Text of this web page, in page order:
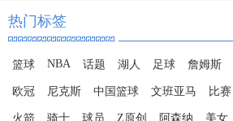
热门标签
篮球 NBA 话题 湖人 足球 詹姆斯
欧冠 尼克斯 中国篮球 文班亚马 比赛
火箭 骑士 球员 Z原创 阿森纳 美女